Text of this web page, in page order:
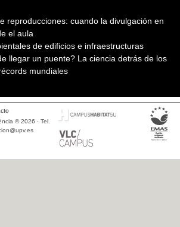
reproducciones: cuando la divulgación en
el aula
de edificios e infraestructuras
llegar un puente? La ciencia detrás de los
mundiales
© 2026 · Tel.